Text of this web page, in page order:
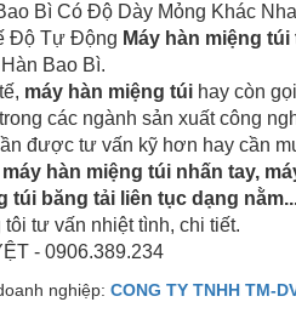
Bì Có Độ Dày Mỏng Khác
Độ Tự Động Máy hàn miệng
Bao Bì.
máy hàn miệng túi hay còn gọi
các ngành sản xuất công
được tư vấn kỹ hơn hay cần
máy hàn miệng túi nhấn tay,
túi băng tải liên tục dạng
tôi tư vấn nhiệt tình, chi tiết.
- 0906.389.234
nghiệp: CONG TY TNHH TM-